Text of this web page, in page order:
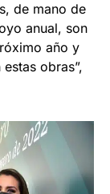
de mano de
anual, son
año y
obras”,